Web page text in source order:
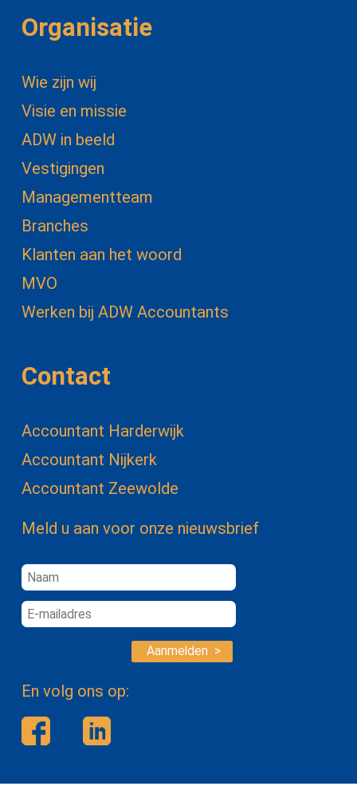
Organisatie
Wie zijn wij
Visie en missie
ADW in beeld
Vestigingen
Managementteam
Branches
Klanten aan het woord
MVO
Werken bij ADW Accountants
Contact
Accountant Harderwijk
Accountant Nijkerk
Accountant Zeewolde
Meld u aan voor onze nieuwsbrief
Aanmelden >
En volg ons op: